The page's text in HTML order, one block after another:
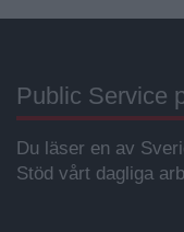
Public Service
Du läser en av
Stöd vårt dagliga